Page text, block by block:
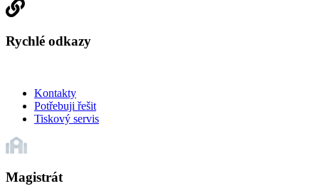
Rychlé odkazy
Kontakty
Potřebuji řešit
Tiskový servis
Magistrát